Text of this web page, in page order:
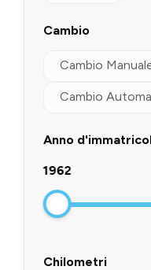
Cambio
Cambio
Cambio
Anno
1962
Chilometri